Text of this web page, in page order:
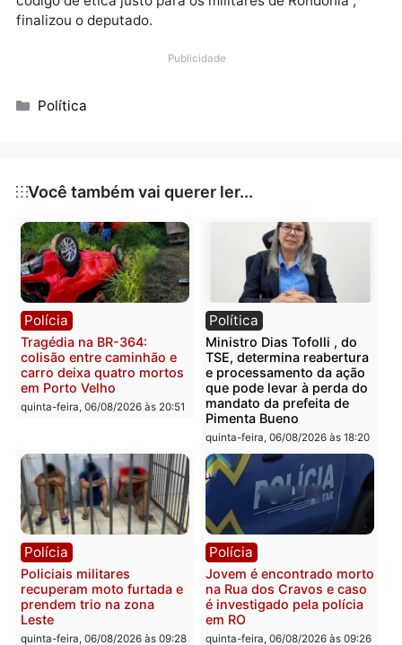
democracia e a matéria teve que ser retirada da
para uma ampla discussão no parlamento. “Esse
debate aqui em Rondônia é de suma importância
justo e não uma mordaça. Parabenizo o deputado
atenda a todos os militares. “Nossa tropa de
é disciplinada e eu vou lutar para que se tenha um
código de ética justo para os militares de Rondônia”,
finalizou o deputado.
Publicidade
Categorias
Política
Você também vai querer ler...
Polícia Política